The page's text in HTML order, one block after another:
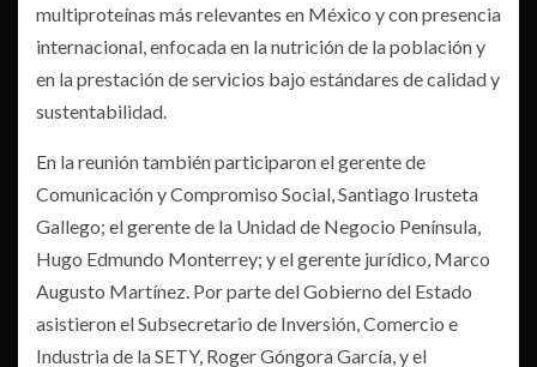
multiproteínas más relevantes en México y con presencia
internacional, enfocada en la nutrición de la población y
en la prestación de servicios bajo estándares de calidad y
sustentabilidad.
En la reunión también participaron el gerente de
Comunicación y Compromiso Social, Santiago Irusteta
Gallego; el gerente de la Unidad de Negocio Península,
Hugo Edmundo Monterrey; y el gerente jurídico, Marco
Augusto Martínez. Por parte del Gobierno del Estado
asistieron el Subsecretario de Inversión, Comercio e
Industria de la SETY, Roger Góngora García, y el